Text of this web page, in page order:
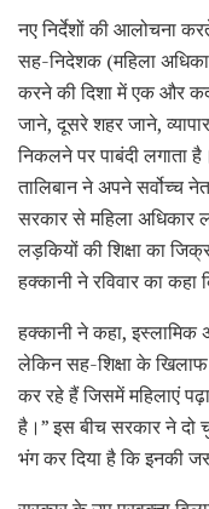
नए निर्देशों की आलोचना
सह-निदेशक (महिला
करने की दिशा में एक और
जाने, दूसरे शहर जाने,
निकलने पर पाबंदी लगाता
तालिबान ने अपने सर्वोच्च
सरकार से महिला अधिकार
लड़कियों की शिक्षा का
हक्कानी ने रविवार का कहा
हक्कानी ने कहा, इस्लामिक
लेकिन सह-शिक्षा के
कर रहे हैं जिसमें महिलाएं
है।” इस बीच सरकार ने दो
भंग कर दिया है कि इनकी